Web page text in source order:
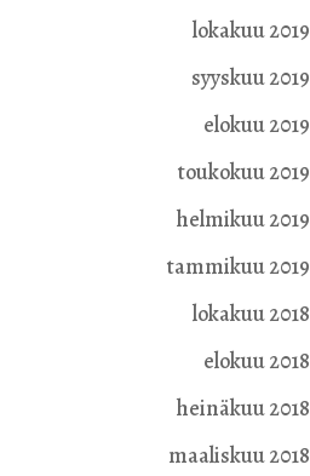
lokakuu 2019
syyskuu 2019
elokuu 2019
toukokuu 2019
helmikuu 2019
tammikuu 2019
lokakuu 2018
elokuu 2018
heinäkuu 2018
maaliskuu 2018